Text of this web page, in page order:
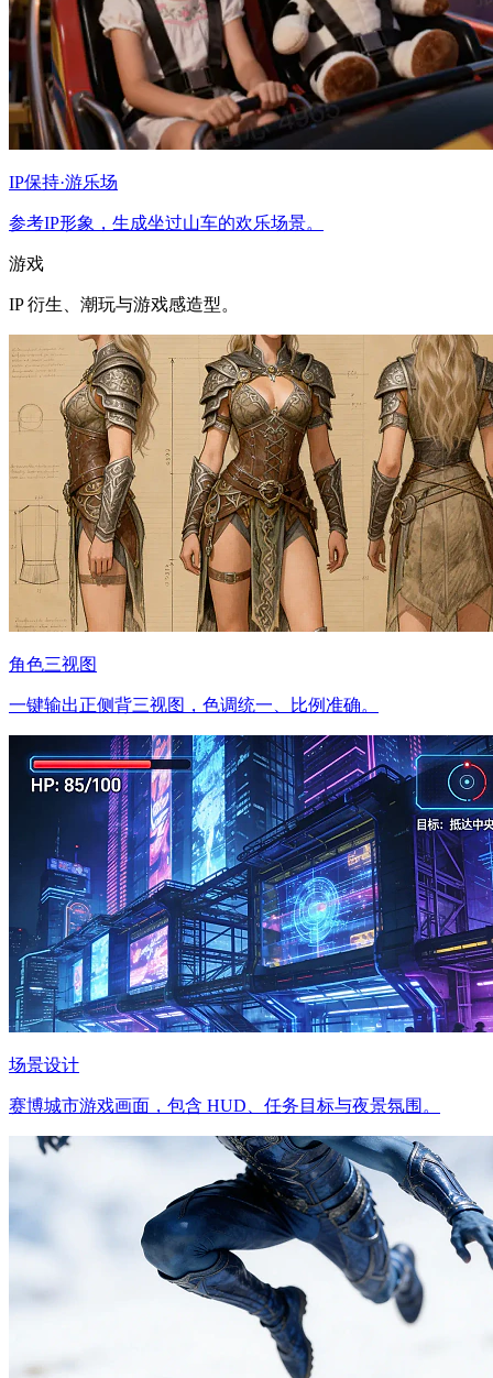
IP保持·游乐场
参考IP形象，生成坐过山车的欢乐场景。
游戏
IP 衍生、潮玩与游戏感造型。
角色三视图
一键输出正侧背三视图，色调统一、比例准确。
场景设计
赛博城市游戏画面，包含 HUD、任务目标与夜景氛围。